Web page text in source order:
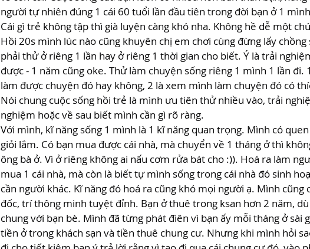
người tự nhiên đúng 1 cái 60 tuổi lần đầu tiên trong đời bạn ở 1
Cái gì trẻ không tập thì già luyện càng khó nha. Không hề dễ một
Hồi 20s mình lúc nào cũng khuyên chị em chơi cùng đừng lấy
phải thử ở riêng 1 lần hay ở riêng 1 thời gian cho biết. Ý là trải
được - 1 năm cũng oke. Thử làm chuyện sống riêng 1 mình 1 lần đi.
làm được chuyện đó hay không, 2 là xem mình làm chuyện đó có
Nói chung cuộc sống hồi trẻ là mình ưu tiên thử nhiều vào, trải
nghiệm hoặc về sau biết mình cần gì rõ ràng.
Với mình, kĩ năng sống 1 mình là 1 kĩ năng quan trọng. Mình có
giỏi lắm. Có bạn mua được cái nhà, mà chuyển về 1 tháng ở thì
ông bà ở. Vì ở riêng không ai nấu cơm rửa bát cho :)). Hoá ra làm
mua 1 cái nhà, mà còn là biết tự mình sống trong cái nhà đó sinh
cần người khác. Kĩ năng đó hoá ra cũng khó mọi người ạ. Mình cũng
đốc, trí thông minh tuyệt đỉnh. Bạn ở thuê trong ksan hơn 2 năm,
chung với bạn bè. Mình đã từng phát điên vì bạn ấy mỗi tháng ở sài
tiền ở trong khách sạn và tiền thuê chung cư. Nhưng khi mình hỏi